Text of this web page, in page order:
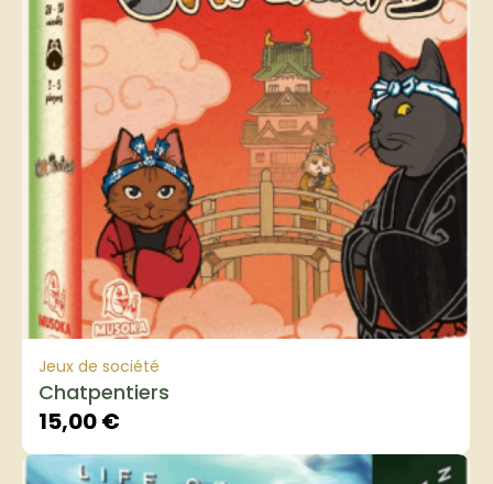
Jeux de société
Chatpentiers
15,00€